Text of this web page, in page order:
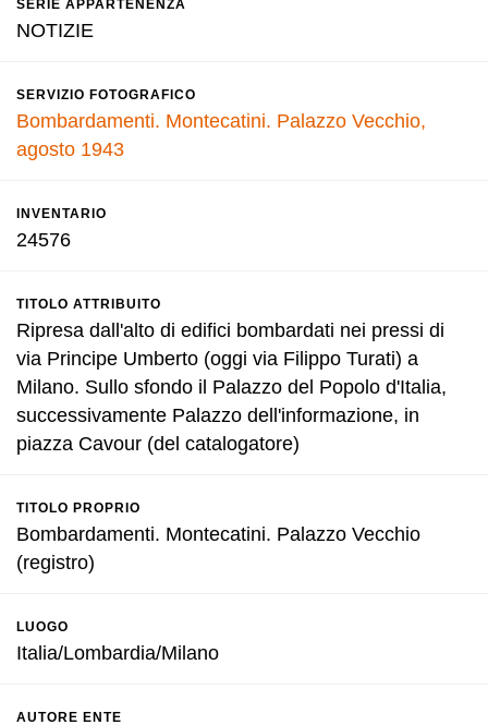
SERIE APPARTENENZA
NOTIZIE
SERVIZIO FOTOGRAFICO
Bombardamenti. Montecatini. Palazzo Vecchio,
agosto 1943
INVENTARIO
24576
TITOLO ATTRIBUITO
Ripresa dall'alto di edifici bombardati nei pressi di
via Principe Umberto (oggi via Filippo Turati) a
Milano. Sullo sfondo il Palazzo del Popolo d'Italia,
successivamente Palazzo dell'informazione, in
piazza Cavour (del catalogatore)
TITOLO PROPRIO
Bombardamenti. Montecatini. Palazzo Vecchio
(registro)
LUOGO
Italia/Lombardia/Milano
AUTORE ENTE